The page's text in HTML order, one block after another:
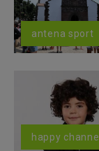
antena sport
happy channel